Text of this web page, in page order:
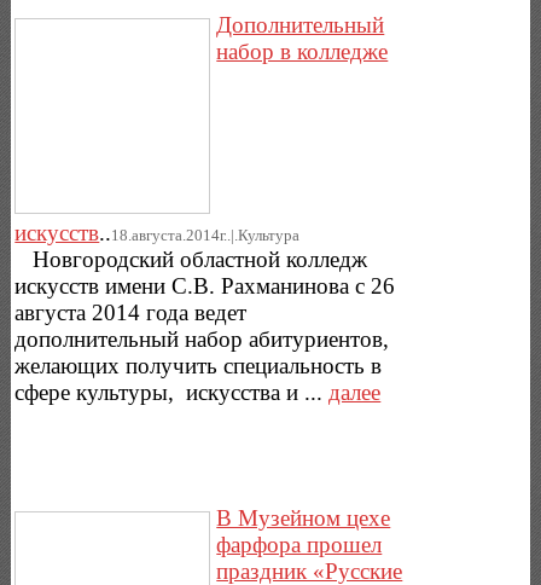
Дополнительный
набор в колледже
искусств..18.августа.2014г..|.Культура
Новгородский областной колледж
искусств имени С.В. Рахманинова с 26
августа 2014 года ведет
дополнительный набор абитуриентов,
желающих получить специальность в
сфере культуры, искусства и ...далее
В Музейном цехе
фарфора прошел
праздник «Русские